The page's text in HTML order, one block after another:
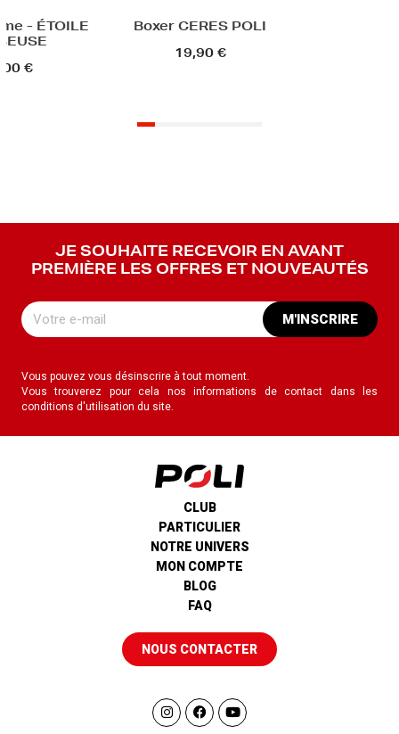
Boxer CERES POLI
JE SOUHAITE RECEVOIR EN AVANT
PREMIÈRE LES OFFRES ET NOUVEAUTÉS
M'INSCRIRE
Vous pouvez vous désinscrire à tout moment.
Vous trouverez pour cela nos informations de contact dans les
conditions d'utilisation du site.
CLUB
PARTICULIER
NOTRE UNIVERS
MON COMPTE
BLOG
FAQ
NOUS CONTACTER